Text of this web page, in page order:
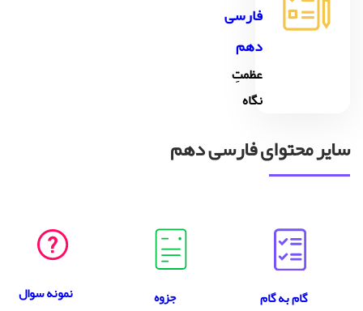
فارسی
دهم
عظمتِ
نگاه
سایر محتوای فارسی دهم
گام به گام جزوه نمونه سوال